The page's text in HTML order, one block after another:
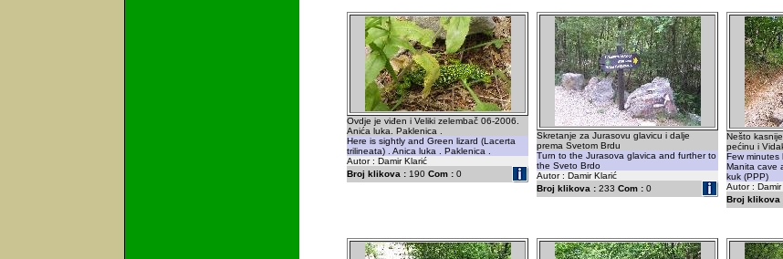
Ovdje je viđen i Veliki zelembač 06-2006.
Anića luka. Paklenica .
Here is sightly and Green lizard (Lacerta
trilineata) . Anica luka . Paklenica .
Autor : Damir Klarić
Broj klikova : 190 Com : 0
Skretanje za Jurasovu glavicu i dalje
prema Svetom Brdu
Turn to the Jurasova glavica and further to
the Sveto Brdo
Autor : Damir Klarić
Broj klikova : 233 Com : 0
Nešto
pećinu i
Few minutes
Manita cave
kuk (PPP)
Autor : Damir
Broj klikova